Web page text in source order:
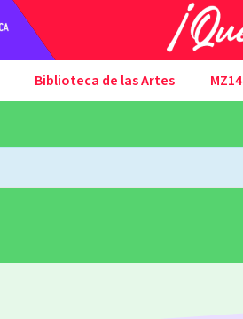
Biblioteca de las Artes MZ14